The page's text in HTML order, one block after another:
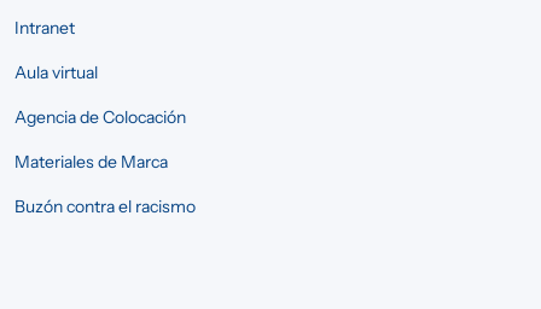
Intranet
Aula virtual
Agencia de Colocación
Materiales de Marca
Buzón contra el racismo